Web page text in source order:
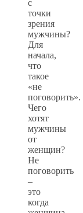
с
точки
зрения
мужчины?
Для
начала,
что
такое
«не
поговорить».
Чего
хотят
мужчины
от
женщин?
Не
поговорить
–
это
когда